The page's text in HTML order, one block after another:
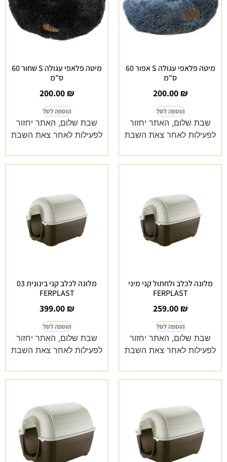
מיטה פלאפי עגולה S אפור 60
ס"מ
200.00 ₪
הוספה לסל
שבת שלום, האתר יחזור
לפעילות לאחר צאת השבת
מיטה פלאפי עגולה S שחור 60
ס"מ
200.00 ₪
הוספה לסל
שבת שלום, האתר יחזור
לפעילות לאחר צאת השבת
מלונה לכלב ולחתול קני מיני
FERPLAST
259.00 ₪
הוספה לסל
שבת שלום, האתר יחזור
לפעילות לאחר צאת השבת
מלונה לכלב קני בינונית 03
FERPLAST
399.00 ₪
הוספה לסל
שבת שלום, האתר יחזור
לפעילות לאחר צאת השבת